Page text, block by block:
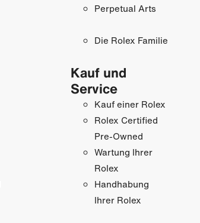
Perpetual Arts
Die Rolex Familie
Kauf und
Service
Kauf einer Rolex
Rolex Certified
Pre-Owned
Wartung Ihrer
Rolex
Handhabung
Ihrer Rolex